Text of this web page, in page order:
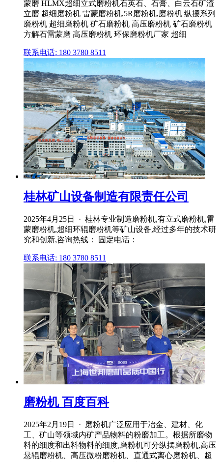
蒙磨 HLMX超细立式磨粉机石英石、石膏、白云石矿渣
立磨 超细磨粉机 雷蒙磨粉机,5R磨粉机,磨粉机 纵摆系列
磨粉机 超细磨粉机 矿石磨粉机 高压磨粉机 矿石磨粉机
方解石雷蒙磨 高压磨粉机 环保磨粉机厂家 超细
联系电话: 180 3780 8511
桂林矿山设备制造有限责任公司
2025年4月25日 · 桂林专业制造磨粉机,有立式磨粉机,雷
蒙磨粉机,超细环辊磨粉机等矿山设备,经过多年的技术研
究和创新,咨询热线： 固定电话：
联系电话: 180 3780 8511
磨粉机 百度百科
2025年2月19日 · 磨粉机广泛应用于冶金、建材、化
工、矿山等领域内矿产品物料的粉磨加工。根据所磨物
料的细度和出料物料的细度,磨粉机可分纵摆磨粉机,高压
悬辊磨粉机、高压微粉磨粉机、直通式离心磨粉机、超